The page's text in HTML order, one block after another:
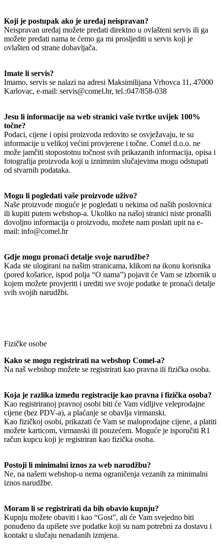
Koji je postupak ako je uređaj neispravan?
Neispravan uređaj možete predati direktno u ovlašteni servis ili ga
možete predati nama te ćemo ga mi prosljediti u servis koji je
ovlašten od strane dobavljača.
Imate li servis?
Imamo, servis se nalazi na adresi Maksimilijana Vrhovca 11, 47000
Karlovac, e-mail: servis@comel.hr, tel.:047/858-038
Jesu li informacije na web stranici vaše tvrtke uvijek 100%
točne?
Podaci, cijene i opisi proizvoda redovito se osvježavaju, te su
informacije u velikoj većini provjerene i točne. Comel d.o.o. ne
može jamčiti stopostotnu točnost svih prikazanih informacija, opisa i
fotografija proizvoda koji u iznimnim slučajevima mogu odstupati
od stvarnih podataka.
Mogu li pogledati vaše proizvode uživo?
Naše proizvode moguće je pogledati u nekima od naših poslovnica
ili kupiti putem webshop-a. Ukoliko na našoj stranici niste pronašli
dovoljno informacija o proizvodu, možete nam poslati upit na e-
mail: info@comel.hr
Gdje mogu pronaći detalje svoje narudžbe?
Kada ste ulogirani na našim stranicama, klikom na ikonu korisnika
(pored košarice, ispod polja “O nama”) pojavit će Vam se izbornik u
kojem možete provjeriti i urediti sve svoje podatke te pronaći detalje
svih svojih narudžbi.
Fizičke osobe
Kako se mogu registrirati na webshop Comel-a?
Na naš webshop možete se registrirati kao pravna ili fizička osoba.
Koja je razlika između registracije kao pravna i fizička osoba?
Kao registriranoj pravnoj osobi biti će Vam vidljive veleprodajne
cijene (bez PDV-a), a plaćanje se obavlja virmanski.
Kao fizičkoj osobi, prikazati će Vam se maloprodajne cijene, a platiti
možete karticom, virmanski ili pouzećem. Moguće je isporučiti R1
račun kupcu koji je registriran kao fizička osoba.
Postoji li minimalni iznos za web narudžbu?
Ne, na našem webshop-u nema ograničenja vezanih za minimalni
iznos narudžbe.
Moram li se registrirati da bih obavio kupnju?
Kupnju možete obaviti i kao “Gost”, ali će Vam svejedno biti
ponuđeno da upišete sve podatke koji su nam potrebni za dostavu i
kontakt u slučaju nenadanih izmjena.